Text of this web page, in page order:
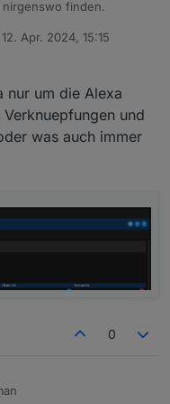
nirgenswo finden.
"Sätze" zu
12. Apr. 2024, 15:15
von
nur um die Alexa
und
was auch immer
0